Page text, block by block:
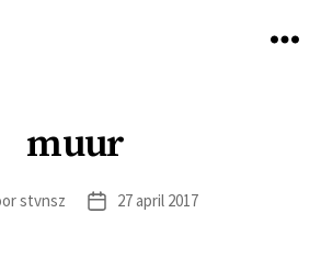
muur
stvnsz Berichtdatum
27 april 2017